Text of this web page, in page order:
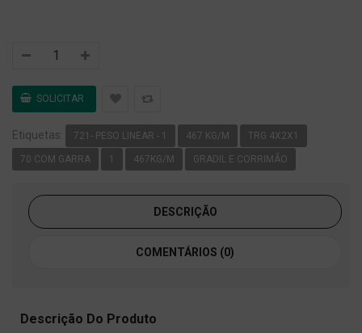
Etiquetas: 721- PESO LINEAR - 1 467 KG/M TRG 4X2X1
70 COM GARRA 1 467KG/M GRADIL E CORRIMÃO
DESCRIÇÃO
COMENTÁRIOS (0)
Descrição Do Produto